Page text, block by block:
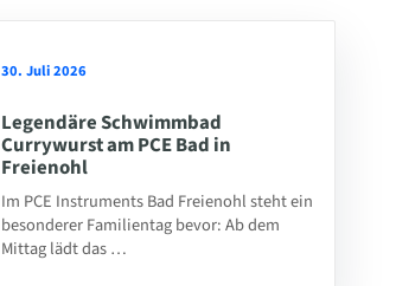
30. Juli 2026
Legendäre Schwimmbad
Currywurst am PCE Bad in
Freienohl
Im PCE Instruments Bad Freienohl steht ein
besonderer Familientag bevor: Ab dem
Mittag lädt das …